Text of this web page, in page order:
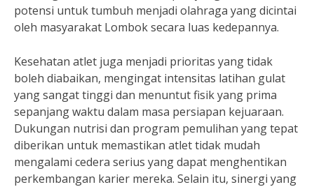
potensi untuk tumbuh menjadi olahraga yang dicintai
oleh masyarakat Lombok secara luas kedepannya.
Kesehatan atlet juga menjadi prioritas yang tidak
boleh diabaikan, mengingat intensitas latihan gulat
yang sangat tinggi dan menuntut fisik yang prima
sepanjang waktu dalam masa persiapan kejuaraan.
Dukungan nutrisi dan program pemulihan yang tepat
diberikan untuk memastikan atlet tidak mudah
mengalami cedera serius yang dapat menghentikan
perkembangan karier mereka. Selain itu, sinergi yang